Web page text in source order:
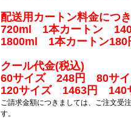
配送用カートン料金につ
720ml 1本カートン
1800ml 1本カートン
クール代金(税込)
60サイズ 248円 80サ
120サイズ 1463円 140
ご請求金額につきましては、ご注文受
す。